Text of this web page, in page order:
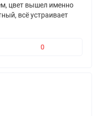
цвет вышел именно
всё устраивает
0